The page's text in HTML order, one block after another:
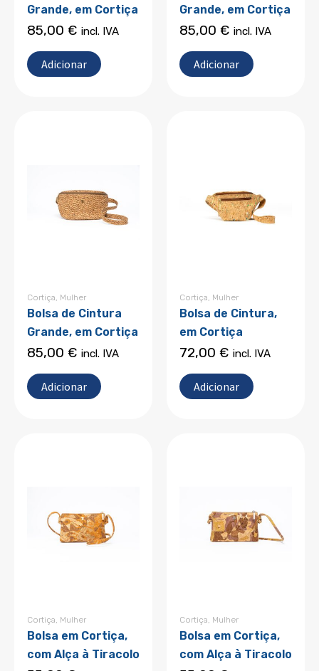
Grande, em Cortiça
85,00 € incl. IVA
Adicionar
Grande, em Cortiça
85,00 € incl. IVA
Adicionar
Cortiça, Mulher
Bolsa de Cintura
Grande, em Cortiça
85,00 € incl. IVA
Adicionar
Cortiça, Mulher
Bolsa de Cintura,
em Cortiça
72,00 € incl. IVA
Adicionar
Cortiça, Mulher
Bolsa em Cortiça,
com Alça à Tiracolo
Cortiça, Mulher
Bolsa em Cortiça,
com Alça à Tiracolo